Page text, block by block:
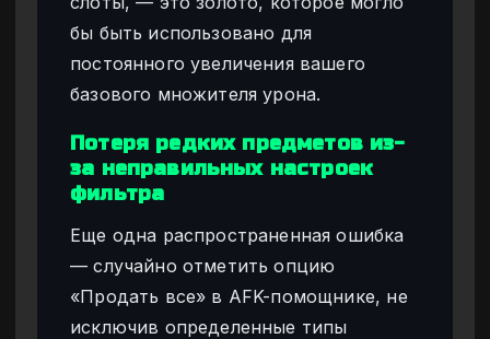
бы быть использовано для
постоянного увеличения вашего
базового множителя урона.
Потеря редких предметов из-
за неправильных настроек
фильтра
Еще одна распространенная ошибка
— случайно отметить опцию
«Продать все» в AFK-помощнике, не
исключив определенные типы